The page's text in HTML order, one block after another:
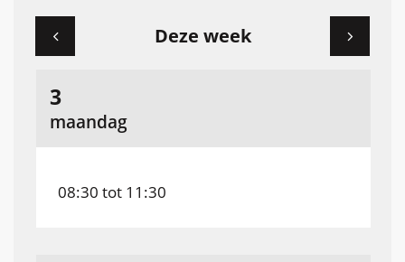
Deze week
openingsuren
maandag
3
augustus
2026
08:30 tot 11:30